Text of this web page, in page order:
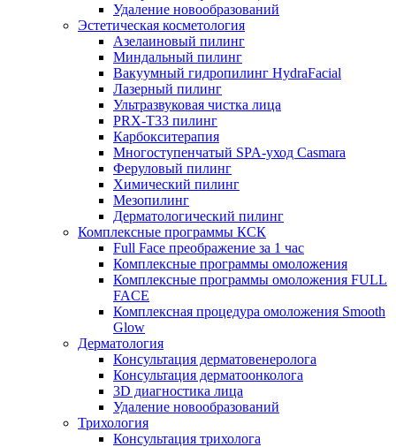
Удаление новообразований
Эстетическая косметология
Азелаиновый пилинг
Миндальный пилинг
Вакуумный гидропилинг HydraFacial
Лазерный пилинг
Ультразвуковая чистка лица
PRX-T33 пилинг
Карбокситерапия
Многоступенчатый SPA-уход Сasmara
Феруловый пилинг
Химический пилинг
Мезопилинг
Дерматологический пилинг
Комплексные программы КСК
Full Face преображение за 1 час
Комплексные программы омоложения
Комплексные программы омоложения FULL
FACE
Комплексная процедура омоложения Smooth
Glow
Дерматология
Консультация дерматовенеролога
Консультация дерматоонколога
3D диагностика лица
Удаление новообразований
Трихология
Консультация трихолога